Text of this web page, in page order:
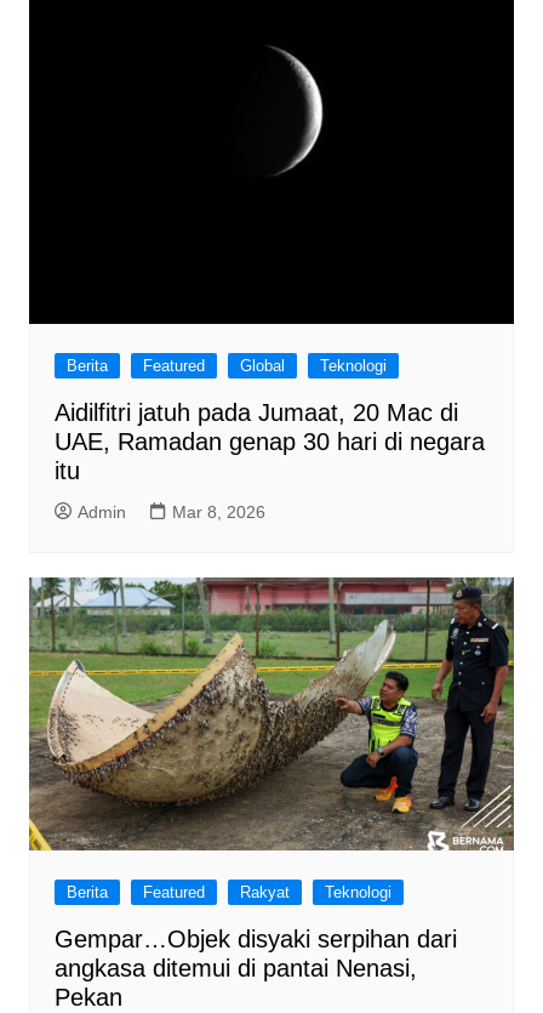
Berita Featured Global Teknologi
Aidilfitri jatuh pada Jumaat, 20 Mac di
UAE, Ramadan genap 30 hari di negara
itu
Admin Mar 8, 2026
Berita Featured Rakyat Teknologi
Gempar…Objek disyaki serpihan dari
angkasa ditemui di pantai Nenasi,
Pekan